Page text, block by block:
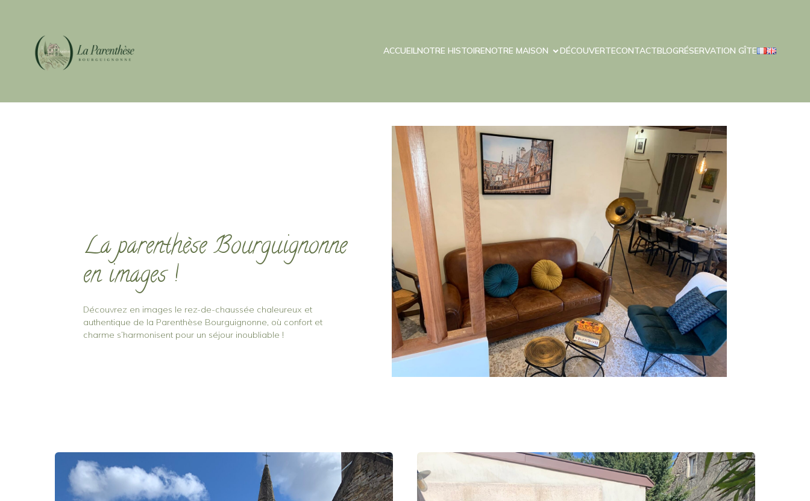
ACCUEILNOTRE HISTOIRENOTRE MAISON DÉCOUVERTECONTACTBLOGRÉSERVATION GÎTE
La parenthèse Bourguignonne
en images !
Découvrez en images le rez-de-chaussée chaleureux et
authentique de la Parenthèse Bourguignonne, où confort et
charme s’harmonisent pour un séjour inoubliable !